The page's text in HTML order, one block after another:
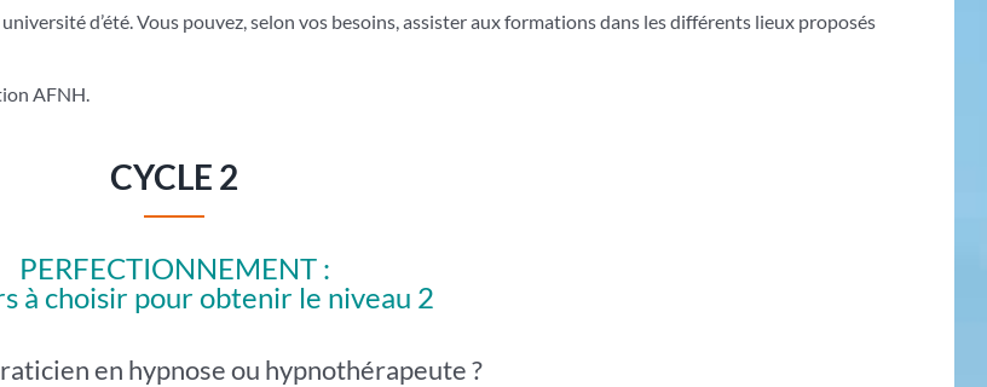
d’été. Vous pouvez, selon vos besoins, assister aux formations dans les différents lieux proposés
AFNH.
CYCLE 2
PERFECTIONNEMENT :
à choisir pour obtenir le niveau 2
en hypnose ou hypnothérapeute ?